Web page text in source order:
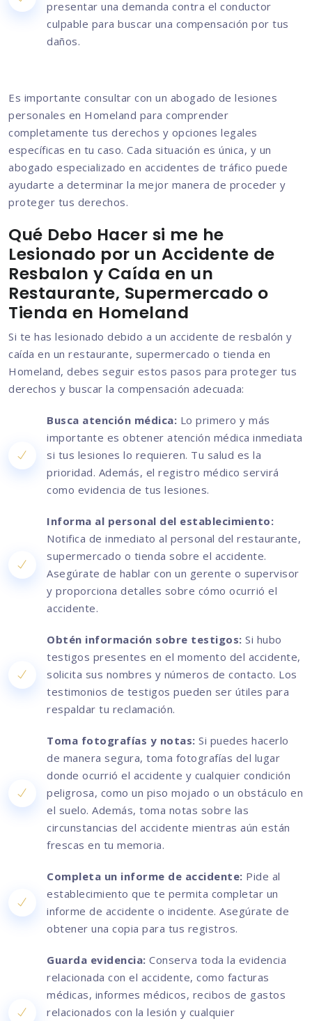
presentar una demanda contra el conductor
culpable para buscar una compensación por tus
daños.
Es importante consultar con un abogado de lesiones
personales en Homeland para comprender
completamente tus derechos y opciones legales
específicas en tu caso. Cada situación es única, y un
abogado especializado en accidentes de tráfico puede
ayudarte a determinar la mejor manera de proceder y
proteger tus derechos.
Qué Debo Hacer si me he
Lesionado por un Accidente de
Resbalon y Caída en un
Restaurante, Supermercado o
Tienda en Homeland
Si te has lesionado debido a un accidente de resbalón y
caída en un restaurante, supermercado o tienda en
Homeland, debes seguir estos pasos para proteger tus
derechos y buscar la compensación adecuada:
Busca atención médica: Lo primero y más
importante es obtener atención médica inmediata
si tus lesiones lo requieren. Tu salud es la
prioridad. Además, el registro médico servirá
como evidencia de tus lesiones.
Informa al personal del establecimiento:
Notifica de inmediato al personal del restaurante,
supermercado o tienda sobre el accidente.
Asegúrate de hablar con un gerente o supervisor
y proporciona detalles sobre cómo ocurrió el
accidente.
Obtén información sobre testigos: Si hubo
testigos presentes en el momento del accidente,
solicita sus nombres y números de contacto. Los
testimonios de testigos pueden ser útiles para
respaldar tu reclamación.
Toma fotografías y notas: Si puedes hacerlo
de manera segura, toma fotografías del lugar
donde ocurrió el accidente y cualquier condición
peligrosa, como un piso mojado o un obstáculo en
el suelo. Además, toma notas sobre las
circunstancias del accidente mientras aún están
frescas en tu memoria.
Completa un informe de accidente: Pide al
establecimiento que te permita completar un
informe de accidente o incidente. Asegúrate de
obtener una copia para tus registros.
Guarda evidencia: Conserva toda la evidencia
relacionada con el accidente, como facturas
médicas, informes médicos, recibos de gastos
relacionados con la lesión y cualquier